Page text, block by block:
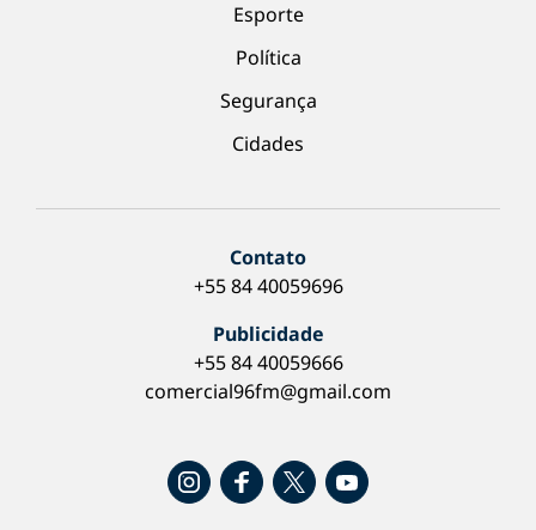
Esporte
Política
Segurança
Cidades
Contato
+55 84 40059696
Publicidade
+55 84 40059666
comercial96fm@gmail.com